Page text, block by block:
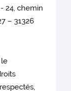
24, chemin
– 31326
le